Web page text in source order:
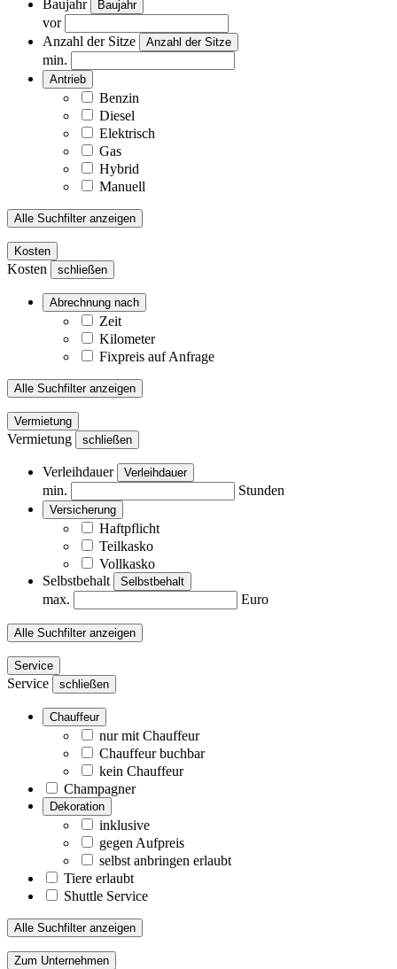
Baujahr
Baujahr
vor
Anzahl der Sitze
Anzahl der Sitze
min.
Antrieb
Benzin
Diesel
Elektrisch
Gas
Hybrid
Manuell
Alle Suchfilter anzeigen
Kosten
Kosten schließen
Abrechnung nach
Zeit
Kilometer
Fixpreis auf Anfrage
Alle Suchfilter anzeigen
Vermietung
Vermietung schließen
Verleihdauer Verleihdauer
min. Stunden
Versicherung
Haftpflicht
Teilkasko
Vollkasko
Selbstbehalt
Selbstbehalt
max. Euro
Alle Suchfilter anzeigen
Service
Service schließen
Chauffeur
nur mit Chauffeur
Chauffeur buchbar
kein Chauffeur
Champagner
Dekoration
inklusive
gegen Aufpreis
selbst anbringen erlaubt
Tiere erlaubt
Shuttle Service
Alle Suchfilter anzeigen
Zum Unternehmen